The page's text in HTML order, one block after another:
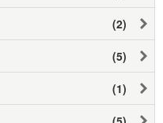
(2)
(5)
(1)